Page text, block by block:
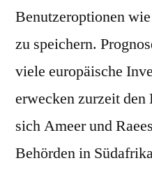
Benutzeroptionen
zu speichern.
viele europäische
erwecken zurzeit
sich Ameer und
Behörden in